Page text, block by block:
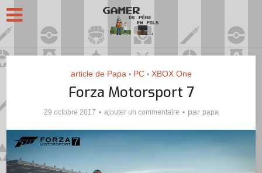
article de Papa • PC • XBOX One
Forza Motorsport 7
29 octobre 2017 ajouter un commentaire par papa